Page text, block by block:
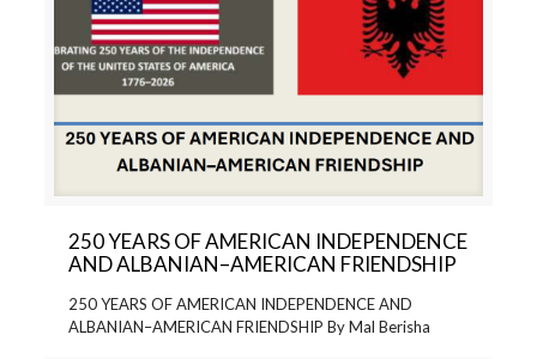
Shkrime rreth – HERMAN
BERNSTEIN Ambasador i
ShBA – ve në Mbretërinë
Shqiptare 1930 – 1933
250 YEARS OF AMERICAN INDEPENDENCE
AND ALBANIAN–AMERICAN FRIENDSHIP
250 YEARS OF AMERICAN INDEPENDENCE AND
ALBANIAN–AMERICAN FRIENDSHIP By Mal Berisha